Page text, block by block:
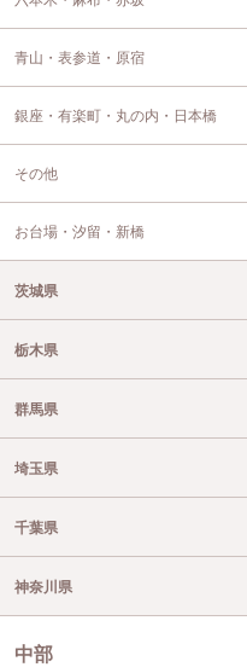
青山・表参道・原宿
銀座・有楽町・丸の内・日本橋
その他
お台場・汐留・新橋
茨城県
栃木県
群馬県
埼玉県
千葉県
神奈川県
中部